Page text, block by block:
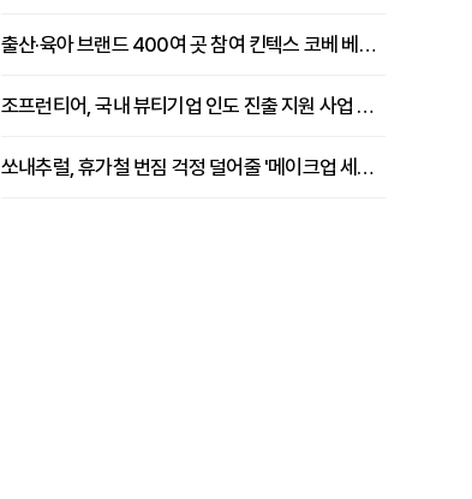
출산·육아 브랜드 400여 곳 참여 킨텍스 코베 베이비페어 개막
조프런티어, 국내 뷰티기업 인도 진출 지원 사업 추진
쏘내추럴, 휴가철 번짐 걱정 덜어줄 '메이크업 세팅 멀티 매직 실러' 제안